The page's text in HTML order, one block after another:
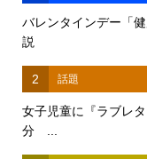
バレンタインデー「
説
2 話題
女子児童に『ラブレ
分 ...